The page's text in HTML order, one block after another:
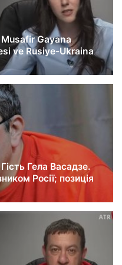
Musafir Gayana
ve Rusiye-Ukraina
Гела Васадзе.
Росії; позиція